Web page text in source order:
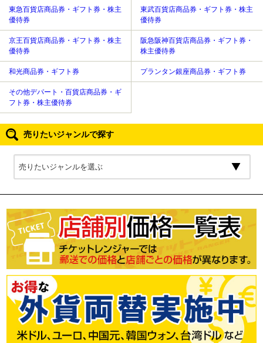
東急百貨店商品券・ギフト券・株主
優待券
東武百貨店商品券・ギフト券・株主
優待券
京王百貨店商品券・ギフト券・株主
優待券
阪急阪神百貨店商品券・ギフト券・
株主優待券
和光商品券・ギフト券 プランタン銀座商品券・ギフト券
その他デパート・百貨店商品券・ギ
フト券・株主優待券
売りたいジャンルで探す